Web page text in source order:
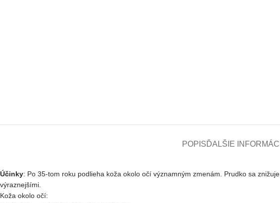
POPISĎALŠIE
Účinky: Po 35-tom roku podlieha koža okolo očí významným zmenám. Prudko sa
výraznejšími.
Koža okolo očí: